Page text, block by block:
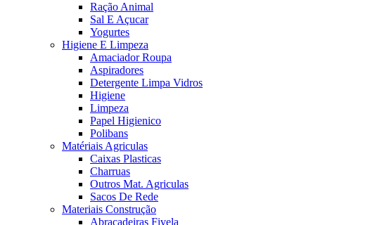
Ração Animal
Sal E Açucar
Yogurtes
Higiene E Limpeza
Amaciador Roupa
Aspiradores
Detergente Limpa Vidros
Higiene
Limpeza
Papel Higienico
Polibans
Matériais Agriculas
Caixas Plasticas
Charruas
Outros Mat. Agriculas
Sacos De Rede
Materiais Construção
Abraçadeiras Fivela